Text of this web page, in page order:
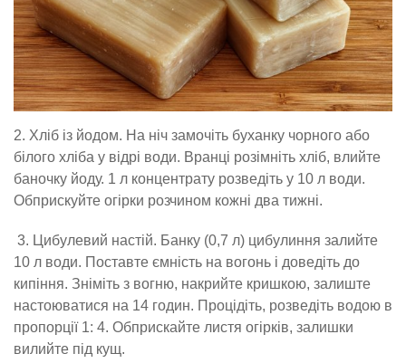
2. Хліб із йодом. На ніч замочіть буханку чорного або
білого хліба у відрі води. Вранці розімніть хліб, влийте
баночку йоду. 1 л концентрату розведіть у 10 л води.
Обприскуйте огірки розчином кожні два тижні.
3. Цибулевий настій. Банку (0,7 л) цибулиння залийте
10 л води. Поставте ємність на вогонь і доведіть до
кипіння. Зніміть з вогню, накрийте кришкою, залиште
настоюватися на 14 годин. Процідіть, розведіть водою в
пропорції 1: 4. Обприскайте листя огірків, залишки
вилийте під кущ.